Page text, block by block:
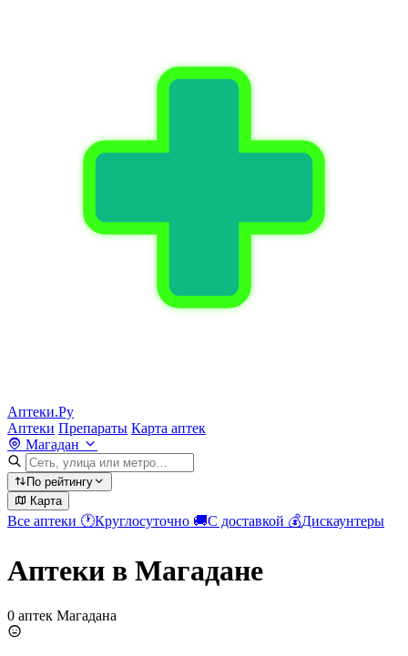
Аптеки.Ру
Аптеки Препараты Карта аптек
Магадан
По рейтингу
Карта
Все аптеки 🕐Круглосуточно 🚚С доставкой 💰Дискаунтеры
Аптеки в Магадане
0 аптек Магадана